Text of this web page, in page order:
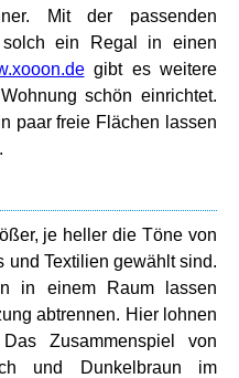
Mit der passenden
solch ein Regal in einen
gibt es weitere
schön einrichtet.
paar freie Flächen lassen
je heller die Töne von
und Textilien gewählt sind.
in einem Raum lassen
abtrennen. Hier lohnen
Zusammenspiel von
und Dunkelbraun im